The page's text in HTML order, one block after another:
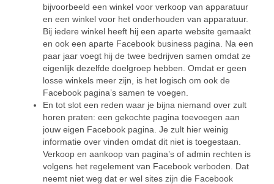
bijvoorbeeld een winkel voor verkoop van apparatuur
en een winkel voor het onderhouden van apparatuur.
Bij iedere winkel heeft hij een aparte website gemaakt
en ook een aparte Facebook business pagina. Na een
paar jaar voegt hij de twee bedrijven samen omdat ze
eigenlijk dezelfde doelgroep hebben. Omdat er geen
losse winkels meer zijn, is het logisch om ook de
Facebook pagina’s samen te voegen.
En tot slot een reden waar je bijna niemand over zult
horen praten: een gekochte pagina toevoegen aan
jouw eigen Facebook pagina. Je zult hier weinig
informatie over vinden omdat dit niet is toegestaan.
Verkoop en aankoop van pagina’s of admin rechten is
volgens het regelement van Facebook verboden. Dat
neemt niet weg dat er wel sites zijn die Facebook